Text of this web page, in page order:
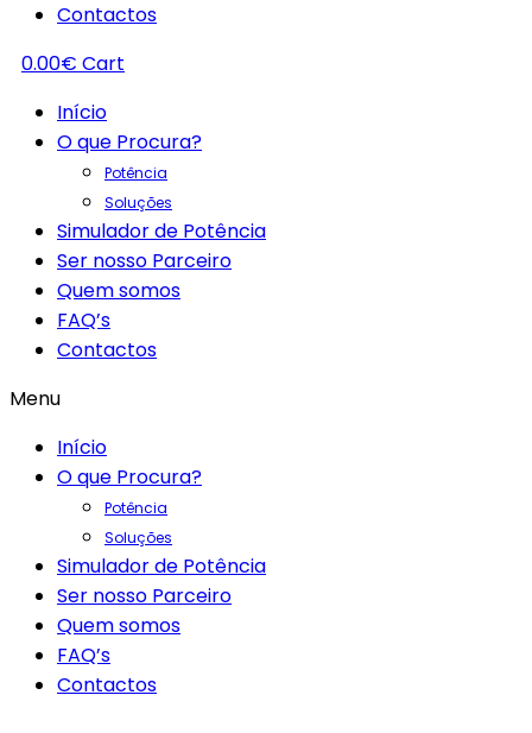
Contactos
0.00€ Cart
Início
O que Procura?
Potência
Soluções
Simulador de Potência
Ser nosso Parceiro
Quem somos
FAQ’s
Contactos
Menu
Início
O que Procura?
Potência
Soluções
Simulador de Potência
Ser nosso Parceiro
Quem somos
FAQ’s
Contactos